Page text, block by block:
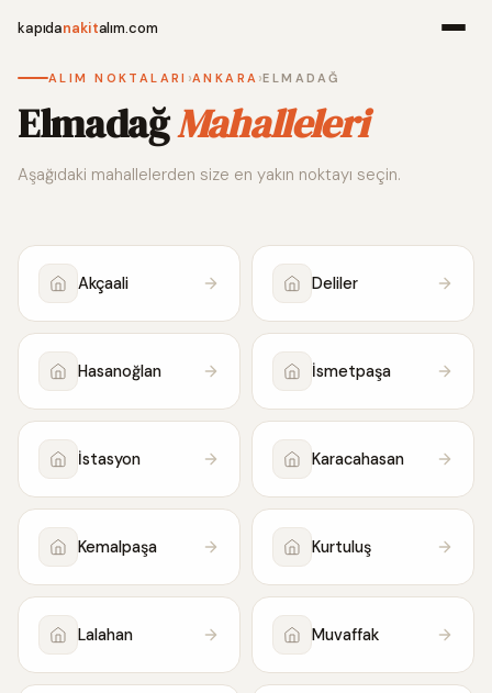
kapıdanakitalım.com
Alım
ALIM NOKTALARI ›ANKARA ›ELMADAĞ
ElmadağMahalleleri
Aşağıdaki mahallelerden size en yakın noktayı seçin.
Akçaali Deliler
Hasanoğlan İsmetpaşa
İstasyon Karacahasan
Kemalpaşa Kurtuluş
Lalahan Muvaffak